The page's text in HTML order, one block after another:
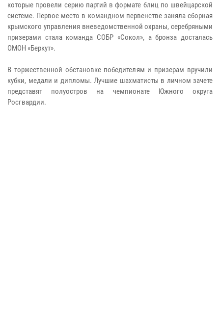
которые провели серию партий в формате блиц по швейцарской
системе. Первое место в командном первенстве заняла сборная
крымского управления вневедомственной охраны, серебряными
призерами стала команда СОБР «Сокол», а бронза досталась
ОМОН «Беркут».
В торжественной обстановке победителям и призерам вручили
кубки, медали и дипломы. Лучшие шахматисты в личном зачете
представят полуостров на чемпионате Южного округа
Росгвардии.